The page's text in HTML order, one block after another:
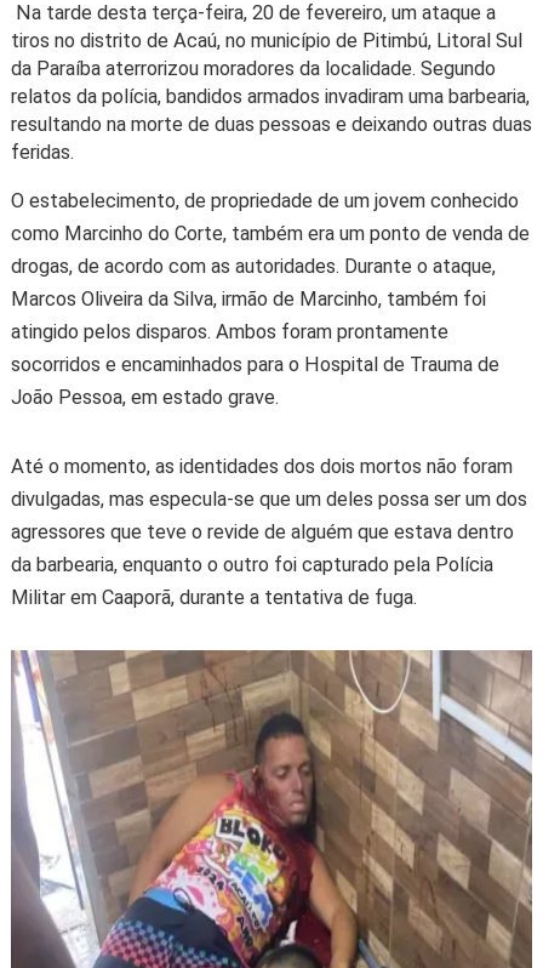
Na tarde desta terça-feira, 20 de fevereiro, um ataque a
tiros no distrito de Acaú, no município de Pitimbú, Litoral Sul
da Paraíba aterrorizou moradores da localidade. Segundo
relatos da polícia, bandidos armados invadiram uma barbearia,
resultando na morte de duas pessoas e deixando outras duas
feridas.
O estabelecimento, de propriedade de um jovem conhecido
como Marcinho do Corte, também era um ponto de venda de
drogas, de acordo com as autoridades. Durante o ataque,
Marcos Oliveira da Silva, irmão de Marcinho, também foi
atingido pelos disparos. Ambos foram prontamente
socorridos e encaminhados para o Hospital de Trauma de
João Pessoa, em estado grave.
Até o momento, as identidades dos dois mortos não foram
divulgadas, mas especula-se que um deles possa ser um dos
agressores que teve o revide de alguém que estava dentro
da barbearia, enquanto o outro foi capturado pela Polícia
Militar em Caaporã, durante a tentativa de fuga.